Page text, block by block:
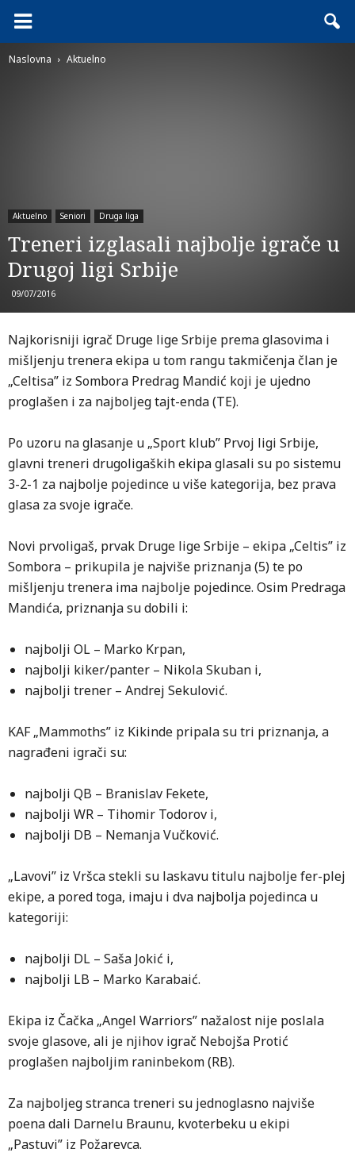
Naslovna Aktuelno
Aktuelno Seniori Druga liga
Treneri izglasali najbolje igrače u
Drugoj ligi Srbije
09/07/2016
Najkorisniji igrač Druge lige Srbije prema glasovima i
mišljenju trenera ekipa u tom rangu takmičenja član je
„Celtisa” iz Sombora Predrag Mandić koji je ujedno
proglašen i za najboljeg tajt-enda (TE).
Po uzoru na glasanje u „Sport klub” Prvoj ligi Srbije,
glavni treneri drugoligaških ekipa glasali su po sistemu
3-2-1 za najbolje pojedince u više kategorija, bez prava
glasa za svoje igrače.
Novi prvoligaš, prvak Druge lige Srbije – ekipa „Celtis” iz
Sombora – prikupila je najviše priznanja (5) te po
mišljenju trenera ima najbolje pojedince. Osim Predraga
Mandića, priznanja su dobili i:
najbolji OL – Marko Krpan,
najbolji kiker/panter – Nikola Skuban i,
najbolji trener – Andrej Sekulović.
KAF „Mammoths” iz Kikinde pripala su tri priznanja, a
nagrađeni igrači su:
najbolji QB – Branislav Fekete,
najbolji WR – Tihomir Todorov i,
najbolji DB – Nemanja Vučković.
„Lavovi” iz Vršca stekli su laskavu titulu najbolje fer-plej
ekipe, a pored toga, imaju i dva najbolja pojedinca u
kategoriji:
najbolji DL – Saša Jokić i,
najbolji LB – Marko Karabaić.
Ekipa iz Čačka „Angel Warriors” nažalost nije poslala
svoje glasove, ali je njihov igrač Nebojša Protić
proglašen najboljim raninbekom (RB).
Za najboljeg stranca treneri su jednoglasno najviše
poena dali Darnelu Braunu, kvoterbeku u ekipi
„Pastuvi” iz Požarevca.